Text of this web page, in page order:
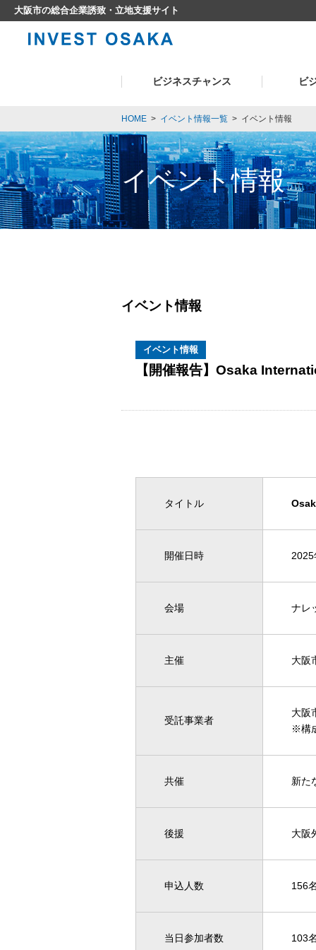
大阪市の総合企業誘致・立地支援サイト
ビジネスチャンス ビ
HOME > イベント情報一覧 > イベント情報
イベント情報
イベント情報
イベント情報
【開催報告】Osaka
タイトル
開催日時
会場 ナレ
主催 大阪
受託事業者
大阪
※構
共催 新た
後援 大阪
申込人数 156
当日参加者数 103